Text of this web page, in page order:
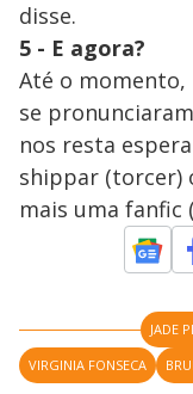
disse.
5 - E agora?
Até o momento,
se
nos resta
shippar (torcer)
mais uma
JADE
VIRGINIA FONSECA